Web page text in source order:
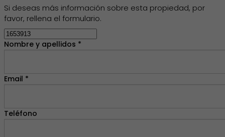
Si deseas más información sobre esta propiedad, por
favor, rellena el formulario.
Nombre y apellidos *
Email *
Teléfono